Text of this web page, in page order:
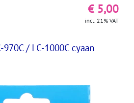
€ 5,00
incl. 21% VAT
970C / LC-1000C cyaan